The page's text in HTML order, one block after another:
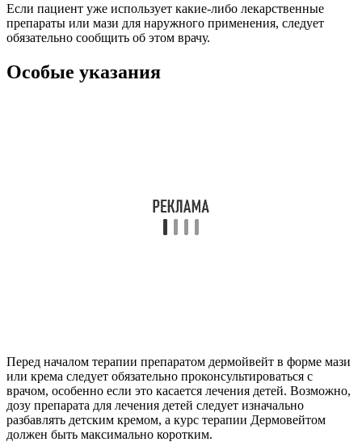
Если пациент уже использует какие-либо лекарственные
препараты или мази для наружного применения, следует
обязательно сообщить об этом врачу.
Особые указания
Перед началом терапии препаратом дермойвейт в форме мази
или крема следует обязательно проконсультироваться с
врачом, особенно если это касается лечения детей. Возможно,
дозу препарата для лечения детей следует изначально
разбавлять детским кремом, а курс терапии Дермовейтом
должен быть максимально коротким.